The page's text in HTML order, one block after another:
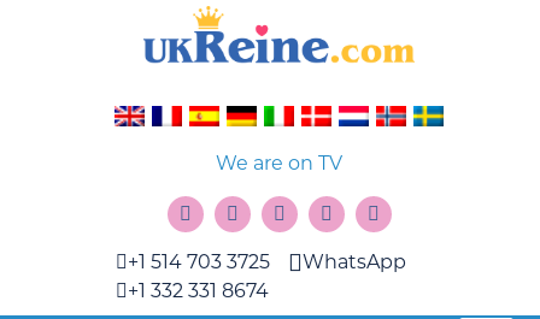
We are on TV
+1 514 703 3725
+1 332 331 8674
WhatsApp